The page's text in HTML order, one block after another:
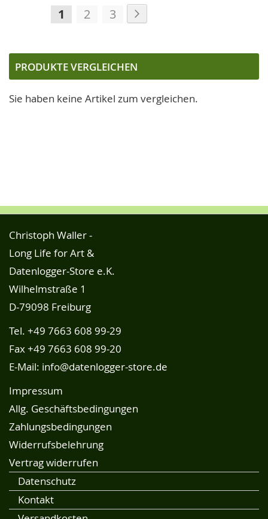
Seite
Sie
gerade
die
1 Seite
2 Seite
3
PRODUKTE VERGLEICHEN
Sie haben keine Artikel zum vergleichen.
Christoph Waller -
Long Life for Art &
Datenlogger-Store e.K.
Wilhelmstraße 1
D-79098 Freiburg
Tel. +49 7663 608 99-29
Fax +49 7663 608 99-20
E-Mail: info@datenlogger-store.de
Impressum
Allg. Geschäftsbedingungen
Zahlungsbedingungen
Widerrufsbelehrung
Vertrag widerrufen
Datenschutz
Kontakt